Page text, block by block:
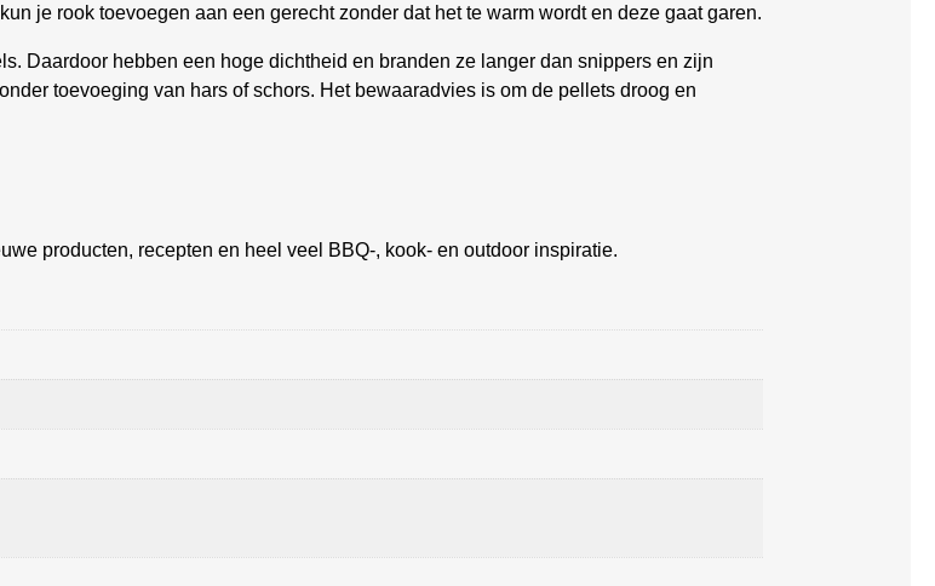
kun je rook toevoegen aan een gerecht zonder dat het te warm wordt en deze gaat garen.
Daardoor hebben een hoge dichtheid en branden ze langer dan snippers en zijn
toevoeging van hars of schors. Het bewaaradvies is om de pellets droog en
producten, recepten en heel veel BBQ-, kook- en outdoor inspiratie.